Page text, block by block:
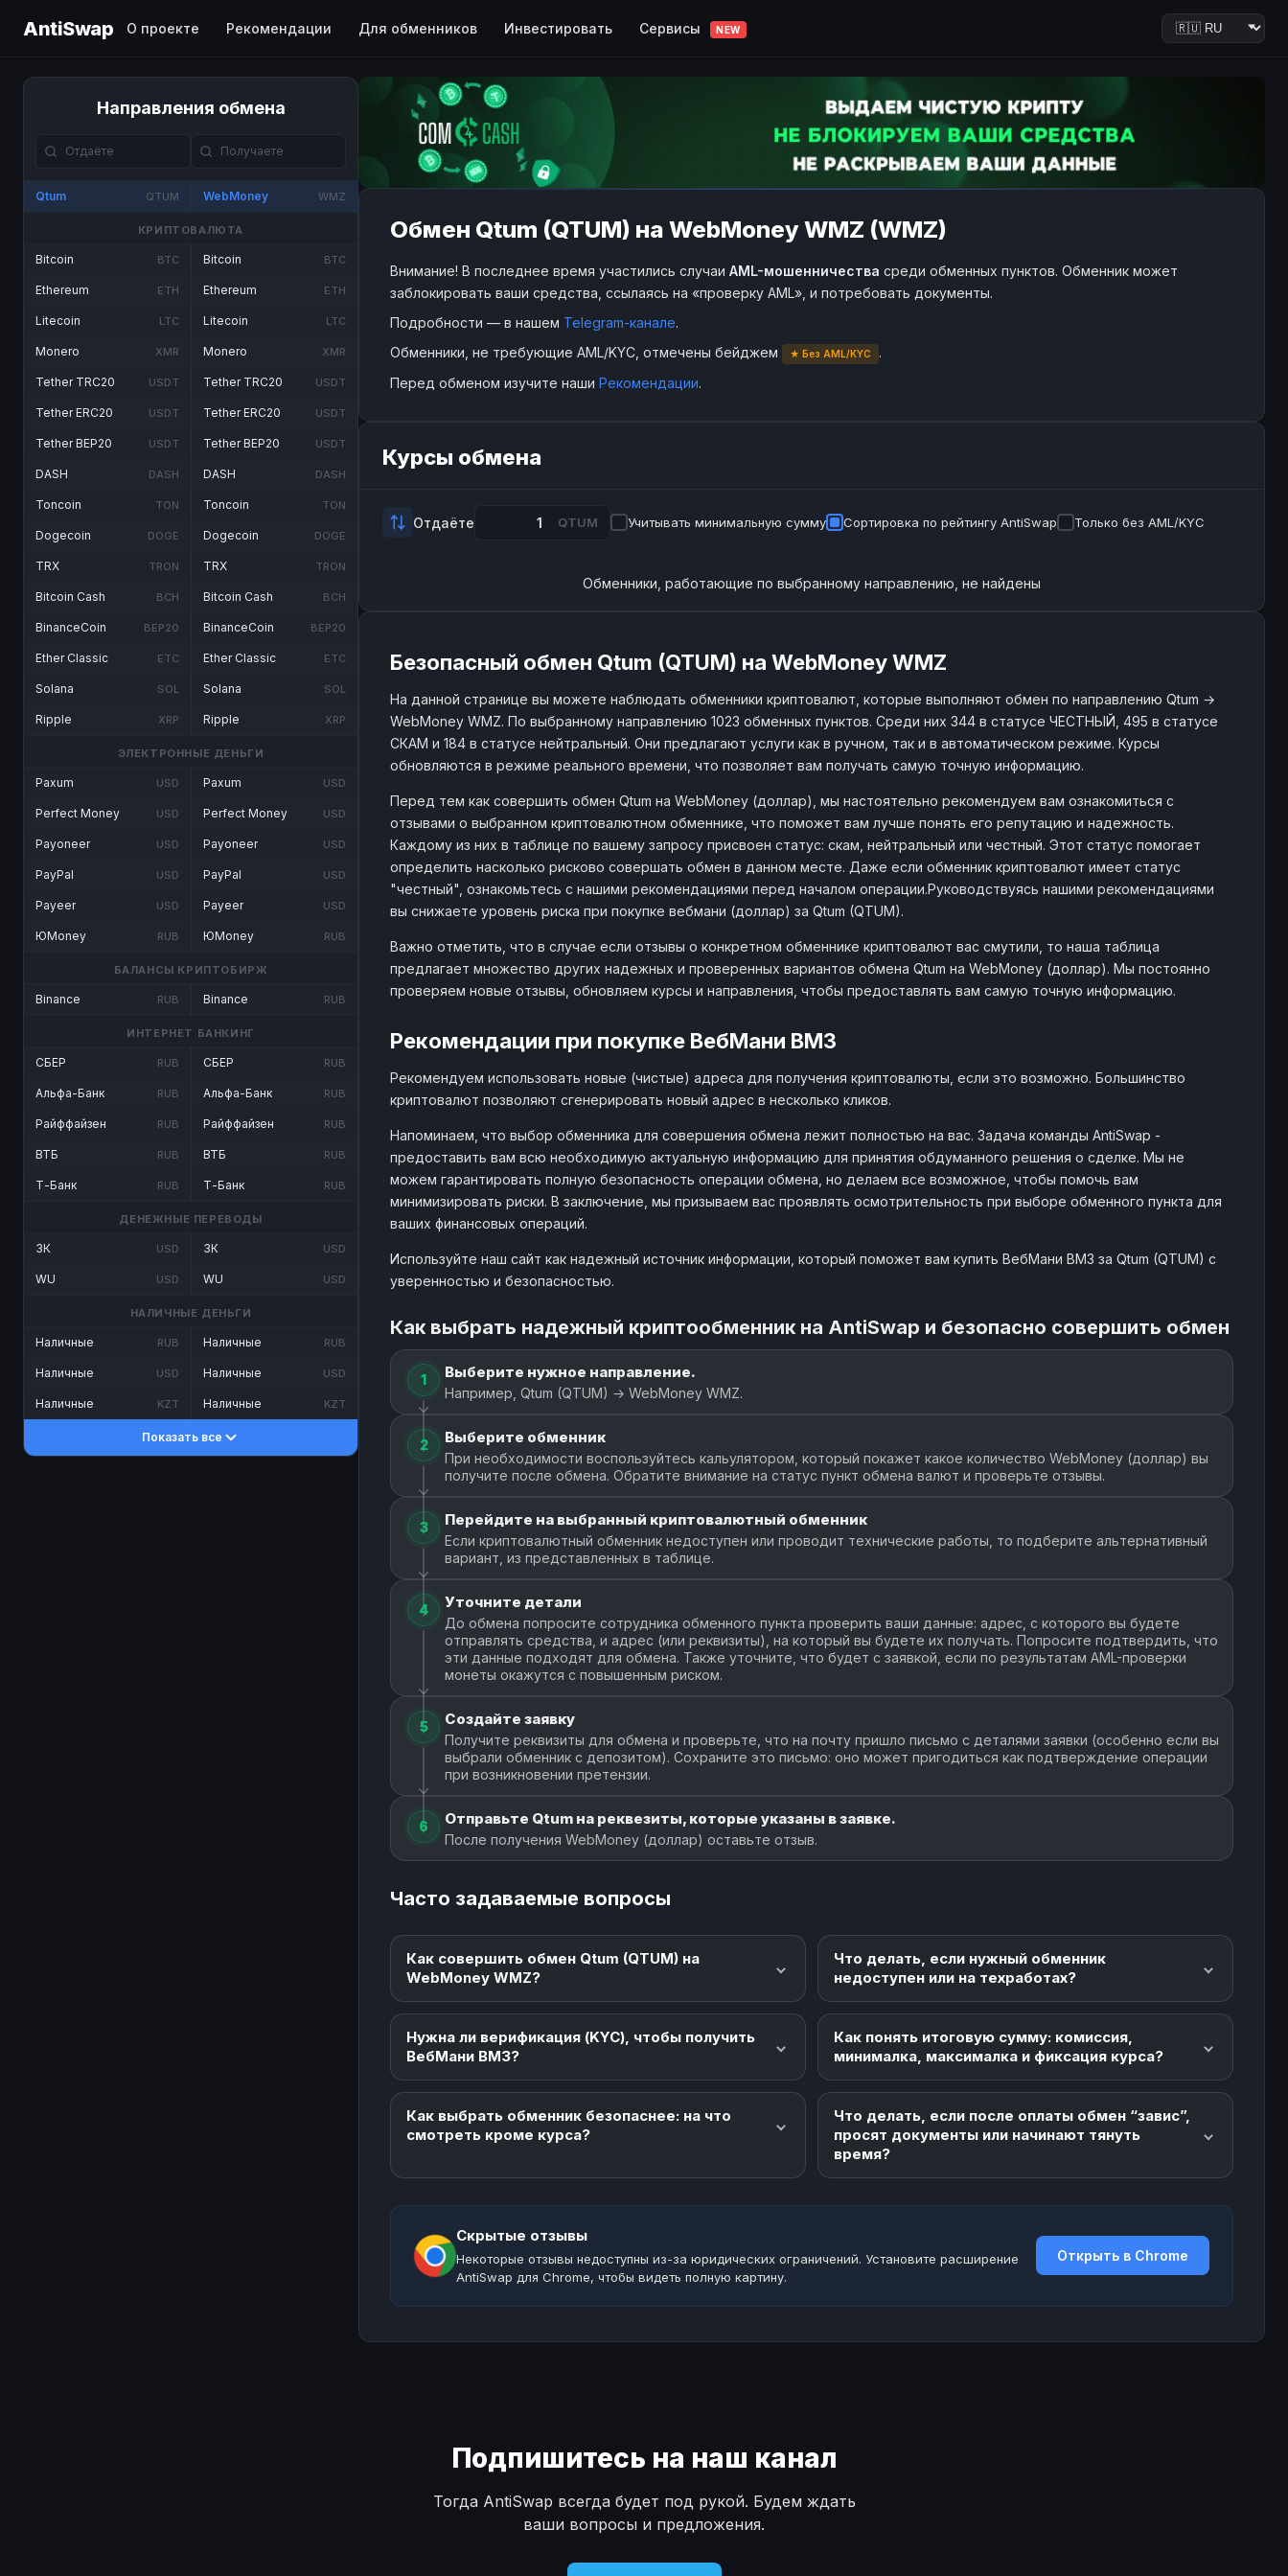
AntiSwap О проекте Рекомендации Для обменников Инвестировать Сервисы NEW
Направления обмена
Qtum QTUM WebMoney WMZ
КРИПТОВАЛЮТА
Bitcoin BTC
Ethereum ETH
Litecoin LTC
Monero XMR
Tether TRC20 USDT
Tether ERC20 USDT
Tether BEP20 USDT
DASH DASH
Toncoin TON
Dogecoin DOGE
TRX TRON
Bitcoin Cash BCH
BinanceCoin BEP20
Ether Classic ETC
Solana SOL
Ripple XRP
Bitcoin BTC
Ethereum ETH
Litecoin LTC
Monero XMR
Tether TRC20 USDT
Tether ERC20 USDT
Tether BEP20 USDT
DASH DASH
Toncoin TON
Dogecoin DOGE
TRX TRON
Bitcoin Cash BCH
BinanceCoin BEP20
Ether Classic ETC
Solana SOL
Ripple XRP
ЭЛЕКТРОННЫЕ ДЕНЬГИ
Paxum USD
Perfect Money USD
Payoneer USD
PayPal USD
Payeer USD
ЮMoney RUB
Paxum USD
Perfect Money USD
Payoneer USD
PayPal USD
Payeer USD
ЮMoney RUB
БАЛАНСЫ КРИПТОБИРЖ
Binance RUB Binance RUB
ИНТЕРНЕТ БАНКИНГ
СБЕР RUB
Альфа-Банк RUB
Райффайзен RUB
ВТБ RUB
Т-Банк RUB
СБЕР RUB
Альфа-Банк RUB
Райффайзен RUB
ВТБ RUB
Т-Банк RUB
ДЕНЕЖНЫЕ ПЕРЕВОДЫ
ЗК USD
WU USD
ЗК USD
WU USD
НАЛИЧНЫЕ ДЕНЬГИ
Наличные RUB
Наличные USD
Наличные KZT
Наличные RUB
Наличные USD
Наличные KZT
Показать все
Обмен Qtum (QTUM) на WebMoney WMZ (WMZ)
Внимание! В последнее время участились случаи AML-мошенничества среди обменных пунктов. Обменник может
заблокировать ваши средства, ссылаясь на «проверку AML», и потребовать документы.
Подробности — в нашем Telegram-канале.
Обменники, не требующие AML/KYC, отмечены бейджем
★ Без AML/KYC
.
Перед обменом изучите наши Рекомендации.
Курсы обмена
Отдаёте QTUM Учитывать минимальную сумму Сортировка по рейтингу AntiSwap Только без AML/KYC
Обменники, работающие по выбранному направлению, не найдены
Безопасный обмен Qtum (QTUM) на WebMoney WMZ
На данной странице вы можете наблюдать обменники криптовалют, которые выполняют обмен по направлению Qtum →
WebMoney WMZ. По выбранному направлению 1023 обменных пунктов. Среди них 344 в статусе ЧЕСТНЫЙ, 495 в статусе
СКАМ и 184 в статусе нейтральный. Они предлагают услуги как в ручном, так и в автоматическом режиме. Курсы
обновляются в режиме реального времени, что позволяет вам получать самую точную информацию.
Перед тем как совершить обмен Qtum на WebMoney (доллар), мы настоятельно рекомендуем вам ознакомиться с
отзывами о выбранном криптовалютном обменнике, что поможет вам лучше понять его репутацию и надежность.
Каждому из них в таблице по вашему запросу присвоен статус: скам, нейтральный или честный. Этот статус помогает
определить насколько рисково совершать обмен в данном месте. Даже если обменник криптовалют имеет статус
"честный", ознакомьтесь с нашими рекомендациями перед началом операции.Руководствуясь нашими рекомендациями
вы снижаете уровень риска при покупке вебмани (доллар) за Qtum (QTUM).
Важно отметить, что в случае если отзывы о конкретном обменнике криптовалют вас смутили, то наша таблица
предлагает множество других надежных и проверенных вариантов обмена Qtum на WebMoney (доллар). Мы постоянно
проверяем новые отзывы, обновляем курсы и направления, чтобы предоставлять вам самую точную информацию.
Рекомендации при покупке ВебМани ВМЗ
Рекомендуем использовать новые (чистые) адреса для получения криптовалюты, если это возможно. Большинство
криптовалют позволяют сгенерировать новый адрес в несколько кликов.
Напоминаем, что выбор обменника для совершения обмена лежит полностью на вас. Задача команды AntiSwap -
предоставить вам всю необходимую актуальную информацию для принятия обдуманного решения о сделке. Мы не
можем гарантировать полную безопасность операции обмена, но делаем все возможное, чтобы помочь вам
минимизировать риски. В заключение, мы призываем вас проявлять осмотрительность при выборе обменного пункта для
ваших финансовых операций.
Используйте наш сайт как надежный источник информации, который поможет вам купить ВебМани ВМЗ за Qtum (QTUM) с
уверенностью и безопасностью.
Как выбрать надежный криптообменник на AntiSwap и безопасно совершить обмен
1 Выберите нужное направление.
Например, Qtum (QTUM) → WebMoney WMZ.
2 Выберите обменник
При необходимости воспользуйтесь кальулятором, который покажет какое количество WebMoney (доллар) вы
получите после обмена. Обратите внимание на статус пункт обмена валют и проверьте отзывы.
3 Перейдите на выбранный криптовалютный обменник
Если криптовалютный обменник недоступен или проводит технические работы, то подберите альтернативный
вариант, из представленных в таблице.
4 Уточните детали
До обмена попросите сотрудника обменного пункта проверить ваши данные: адрес, с которого вы будете
отправлять средства, и адрес (или реквизиты), на который вы будете их получать. Попросите подтвердить, что
эти данные подходят для обмена. Также уточните, что будет с заявкой, если по результатам AML-проверки
монеты окажутся с повышенным риском.
5 Создайте заявку
Получите реквизиты для обмена и проверьте, что на почту пришло письмо с деталями заявки (особенно если вы
выбрали обменник с депозитом). Сохраните это письмо: оно может пригодиться как подтверждение операции
при возникновении претензии.
6 Отправьте Qtum на реквезиты, которые указаны в заявке.
После получения WebMoney (доллар) оставьте отзыв.
Часто задаваемые вопросы
Как совершить обмен Qtum (QTUM) на
WebMoney WMZ?
Что делать, если нужный обменник
недоступен или на техработах?
Нужна ли верификация (KYC), чтобы получить
ВебМани ВМЗ?
Как понять итоговую сумму: комиссия,
минималка, максималка и фиксация курса?
Как выбрать обменник безопаснее: на что
смотреть кроме курса?
Что делать, если после оплаты обмен “завис”,
просят документы или начинают тянуть
время?
Скрытые отзывы
Некоторые отзывы недоступны из-за юридических ограничений. Установите расширение
AntiSwap для Chrome, чтобы видеть полную картину.
Открыть в Chrome
Подпишитесь на наш канал
Тогда AntiSwap всегда будет под рукой. Будем ждать
ваши вопросы и предложения.